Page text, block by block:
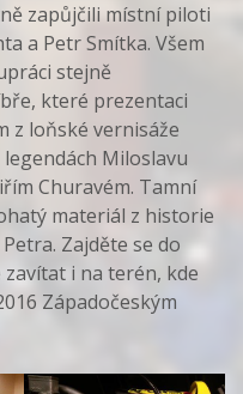
zapůjčili místní piloti
a Petr Smítka. Všem
stejně
které prezentaci
z loňské vernisáže
Miloslavu
Churavém. Tamní
materiál z historie
Zajděte se do
i na terén, kde
Západočeským